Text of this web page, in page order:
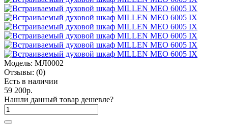
Модель: МЛ0002
Отзывы: (0)
Есть в наличии
59 200р.
Нашли данный товар дешевле?